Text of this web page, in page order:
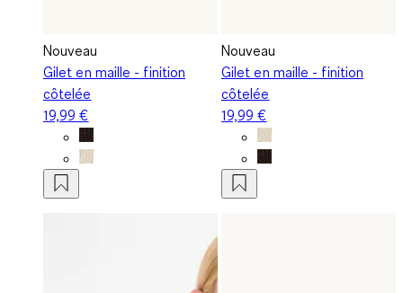
Nouveau
Gilet en maille - finition
côtelée
19,99 €
Nouveau
Gilet en maille - finition
côtelée
19,99 €